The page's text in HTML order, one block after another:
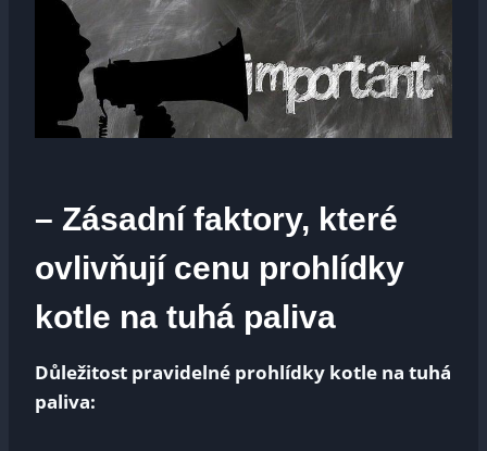
– Zásadní faktory, které
ovlivňují cenu prohlídky
kotle na tuhá paliva
Důležitost pravidelné prohlídky kotle na tuhá
paliva: